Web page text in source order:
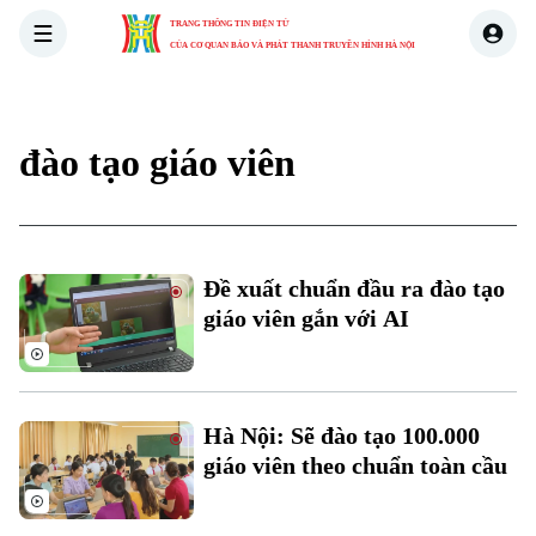
TRANG THÔNG TIN ĐIỆN TỬ
CỦA CƠ QUAN BÁO VÀ PHÁT THANH TRUYỀN HÌNH HÀ NỘI
Chuyên mục
Thời sự
Chính trị
Hà Nội
Nhịp sống Hà Nội
Thế giới
đào tạo giáo viên
Đề xuất chuẩn đầu ra đào tạo
giáo viên gắn với AI
Hà Nội: Sẽ đào tạo 100.000
giáo viên theo chuẩn toàn cầu